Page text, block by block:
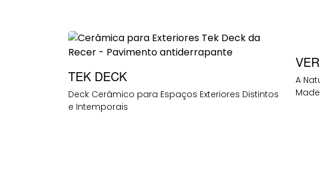
TEK DECK
Deck Cerâmico para Espaços Exteriores Distintos
e Intemporais
A